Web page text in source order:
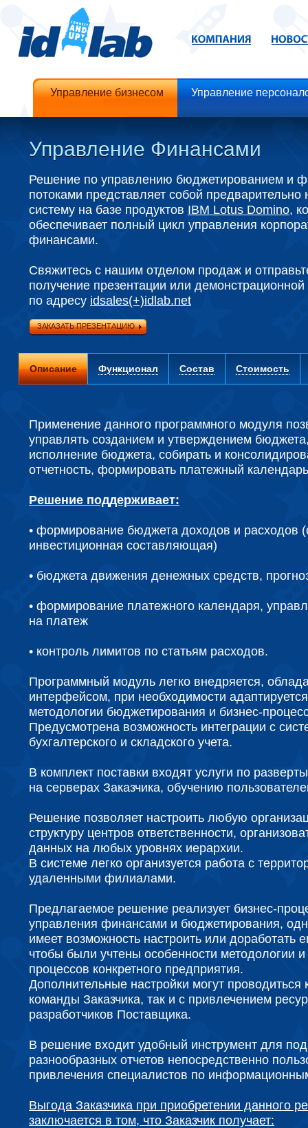
Управление бизнесом Управление
Управление Финансами
Решение по управлению бюджетированием и
потоками представляет собой предварительно
систему на базе продуктов IBM Lotus Domino,
обеспечивает полный цикл управления
финансами.
Свяжитесь с нашим отделом продаж и
получение презентации или демонстрационной
по адресу idsales(+)idlab.net
ЗАКАЗАТЬ ПРЕЗЕНТАЦИЮ
Описание Функционал Состав Стоимость
Применение данного программного модуля
управлять созданием и утверждением
исполнение бюджета, собирать и
отчетность, формировать платежный
Решение поддерживает:
• формирование бюджета доходов и расходов
инвестиционная составляющая)
• бюджета движения денежных средств,
• формирование платежного календаря,
на платеж
• контроль лимитов по статьям расходов.
Программный модуль легко внедряется,
интерфейсом, при необходимости
методологии бюджетирования и бизнес-
Предусмотрена возможность интеграции с
бухгалтерского и складского учета.
В комплект поставки входят услуги по
на серверах Заказчика, обучению
Решение позволяет настроить любую
структуру центров ответственности,
данных на любых уровнях иерархии.
В системе легко организуется работа с
удаленными филиалами.
Предлагаемое решение реализует бизнес-
управления финансами и бюджетирования,
имеет возможность настроить или доработать
чтобы были учтены особенности методологии и
процессов конкретного предприятия.
Дополнительные настройки могут проводиться
команды Заказчика, так и с привлечением
разработчиков Поставщика.
В решение входит удобный инструмент для
разнообразных отчетов непосредственно
привлечения специалистов по
Выгода Заказчика при приобретении данного
заключается в том, что Заказчик получает: